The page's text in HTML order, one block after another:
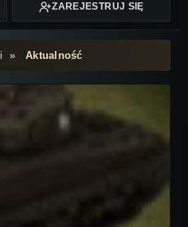
ZAREJESTRUJ SIĘ
»Aktualność